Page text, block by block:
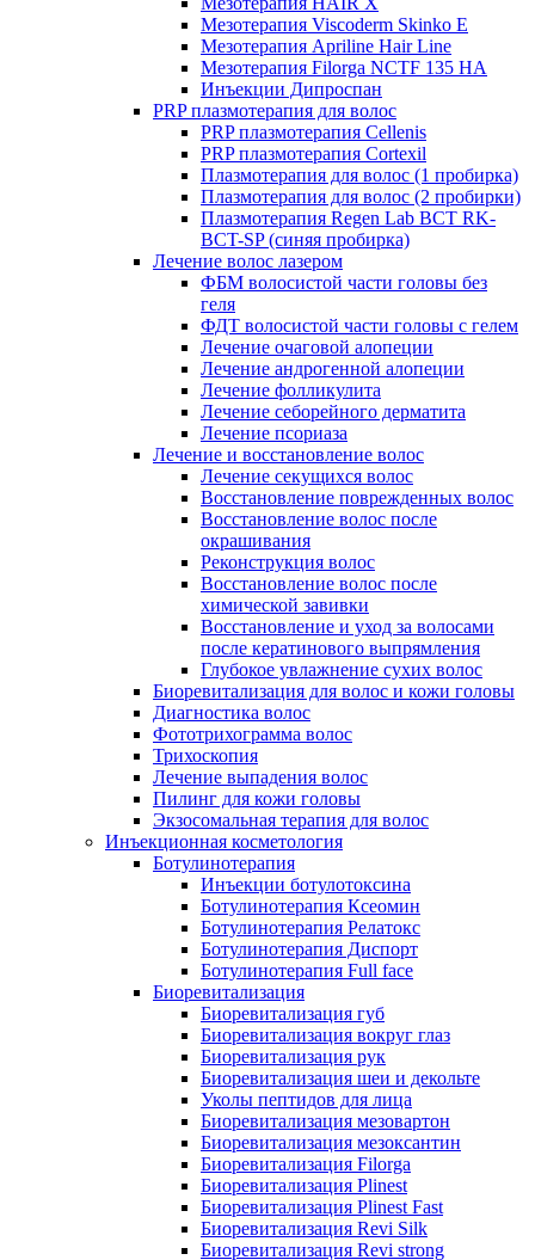
Мезотерапия Viscoderm Skinko E
Мезотерапия Apriline Hair Line
Мезотерапия Filorga NCTF 135 HA
Инъекции Дипроспан
PRP плазмотерапия для волос
PRP плазмотерапия Cellenis
PRP плазмотерапия Cortexil
Плазмотерапия для волос (1 пробирка)
Плазмотерапия для волос (2 пробирки)
Плазмотерапия Regen Lab BCT RK-
BCT-SP (синяя пробирка)
Лечение волос лазером
ФБМ волосистой части головы без
геля
ФДТ волосистой части головы с гелем
Лечение очаговой алопеции
Лечение андрогенной алопеции
Лечение фолликулита
Лечение себорейного дерматита
Лечение псориаза
Лечение и восстановление волос
Лечение секущихся волос
Восстановление поврежденных волос
Восстановление волос после
окрашивания
Реконструкция волос
Восстановление волос после
химической завивки
Восстановление и уход за волосами
после кератинового выпрямления
Глубокое увлажнение сухих волос
Биоревитализация для волос и кожи головы
Диагностика волос
Фототрихограмма волос
Трихоскопия
Лечение выпадения волос
Пилинг для кожи головы
Экзосомальная терапия для волос
Инъекционная косметология
Ботулинотерапия
Инъекции ботулотоксина
Ботулинотерапия Ксеомин
Ботулинотерапия Релатокс
Ботулинотерапия Диспорт
Ботулинотерапия Full face
Биоревитализация
Биоревитализация губ
Биоревитализация вокруг глаз
Биоревитализация рук
Биоревитализация шеи и декольте
Уколы пептидов для лица
Биоревитализация мезовартон
Биоревитализация мезоксантин
Биоревитализация Filorga
Биоревитализация Plinest
Биоревитализация Plinest Fast
Биоревитализация Revi Silk
Биоревитализация Revi strong